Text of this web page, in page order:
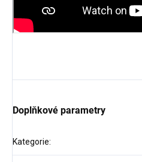
Doplňkové parametry
Kategorie: